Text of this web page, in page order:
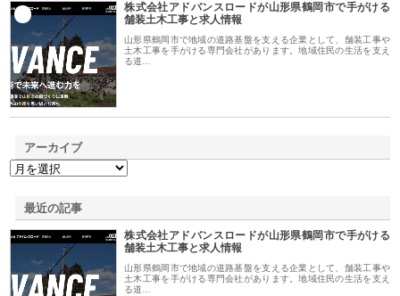
株式会社アドバンスロードが山形県鶴岡市で手がける
舗装土木工事と求人情報
山形県鶴岡市で地域の道路基盤を支える企業として、舗装工事や
土木工事を手がける専門会社があります。地域住民の生活を支え
る道…
アーカイブ
最近の記事
株式会社アドバンスロードが山形県鶴岡市で手がける
舗装土木工事と求人情報
山形県鶴岡市で地域の道路基盤を支える企業として、舗装工事や
土木工事を手がける専門会社があります。地域住民の生活を支え
る道…